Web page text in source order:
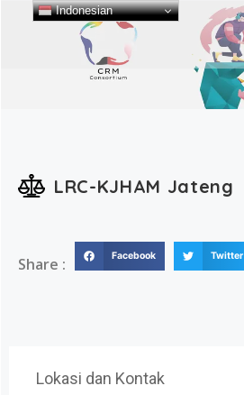
LRC-KJHAM Jateng
Share : Facebook Twitter
Lokasi dan Kontak
Indonesian